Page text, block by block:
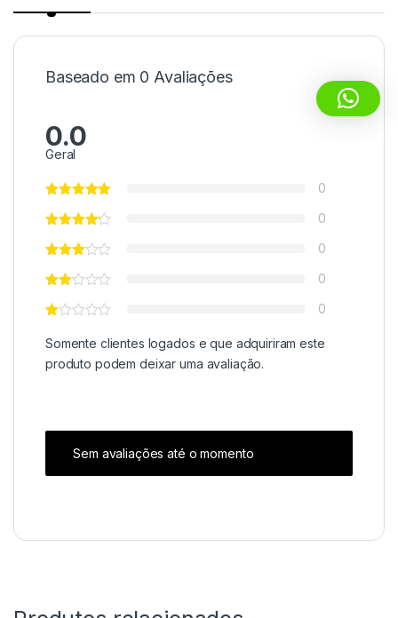
Baseado em 0 Avaliações
0.0
Geral
0
0
0
0
0
Somente clientes logados e que adquiriram este
produto podem deixar uma avaliação.
Sem avaliações até o momento